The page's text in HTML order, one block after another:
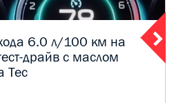
6.0 л/100 км на
драйв с маслом
Tec